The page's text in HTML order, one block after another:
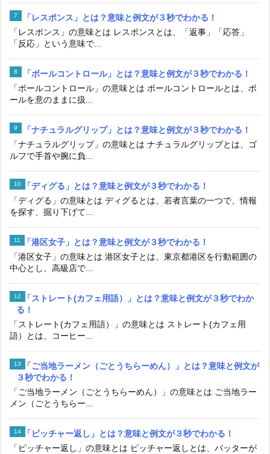
「レスポンス」とは？意味と例文が３秒でわかる！
「レスポンス」の意味とは レスポンスとは、「返事」「応答」
「反応」という意味で...
「ボールコントロール」とは？意味と例文が３秒でわかる！
「ボールコントロール」の意味とは ボールコントロールとは、ボ
ールを意のままに扱...
「ナチュラルグリップ」とは？意味と例文が３秒でわかる！
「ナチュラルグリップ」の意味とは ナチュラルグリップとは、ゴ
ルフで手首や腕に負...
「ディグる」とは？意味と例文が３秒でわかる！
「ディグる」の意味とは ディグるとは、若者言葉の一つで、情報
を探す、掘り下げて...
「港区女子」とは？意味と例文が３秒でわかる！
「港区女子」の意味とは 港区女子とは、東京都港区を行動範囲の
中心とし、高級店で...
「ストレート(カフェ用語）」とは？意味と例文が３秒でわか
る！
「ストレート(カフェ用語）」の意味とは ストレート(カフェ用
語）とは、コーヒー...
「ご当地ラーメン（ごとうちらーめん）」とは？意味と例文が
３秒でわかる！
「ご当地ラーメン（ごとうちらーめん）」の意味とは ご当地ラー
メン（ごとうちらー...
「ピッチャー返し」とは？意味と例文が３秒でわかる！
「ピッチャー返し」の意味とは ピッチャー返しとは、バッターが